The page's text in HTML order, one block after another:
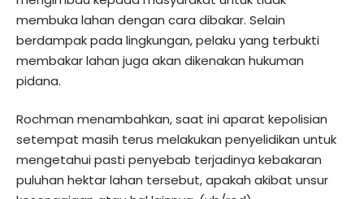
membuka lahan dengan cara dibakar. Selain
berdampak pada lingkungan, pelaku yang terbukti
membakar lahan juga akan dikenakan hukuman
pidana.
Rochman menambahkan, saat ini aparat kepolisian
setempat masih terus melakukan penyelidikan untuk
mengetahui pasti penyebab terjadinya kebakaran
puluhan hektar lahan tersebut, apakah akibat unsur